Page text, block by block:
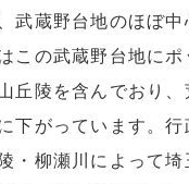
武蔵野台地のほぼ中
この武蔵野台地にポ
丘陵を含んでおり
下がっています。行
・柳瀬川によって埼